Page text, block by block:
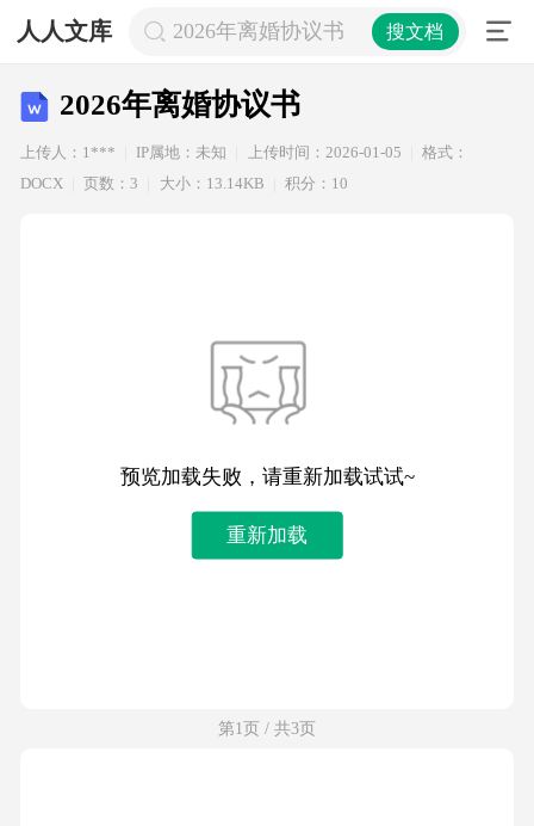
人人文库 2026年离婚协议书 搜文档
2026年离婚协议书
上传人：1*** IP属地：未知 上传时间：2026-01-05
格式：
DOCX
页数：3 大小：13.14KB 积分：10
预览加载失败，请重新加载试试~
重新加载
第1页 / 共3页